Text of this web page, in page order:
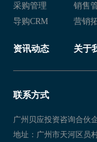
采购管理 销售
导购CRM
营销
资讯动态 关于
联系方式
广州贝应投资咨询合伙
地址：广州市天河区员